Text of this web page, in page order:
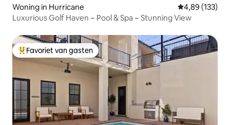
Woning in Hurricane Gemiddelde
4,89 (133)
Luxurious Golf Haven ~ Pool & Spa ~ Stunning View
Topfavoriet van gasten
Favoriet van gasten